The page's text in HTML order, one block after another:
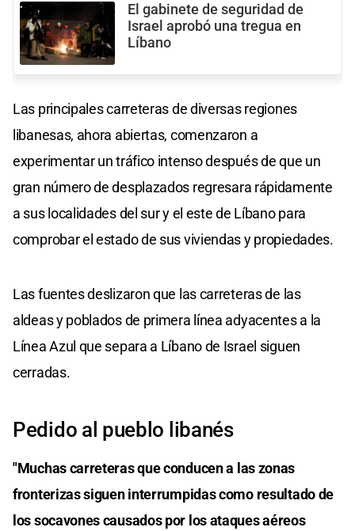
El gabinete de seguridad de
Israel aprobó una tregua en
Líbano
Las principales carreteras de diversas regiones
libanesas, ahora abiertas, comenzaron a
experimentar un tráfico intenso después de que un
gran número de desplazados regresara rápidamente
a sus localidades del sur y el este de Líbano para
comprobar el estado de sus viviendas y propiedades.
Las fuentes deslizaron que las carreteras de las
aldeas y poblados de primera línea adyacentes a la
Línea Azul que separa a Líbano de Israel siguen
cerradas.
Pedido al pueblo libanés
"Muchas carreteras que conducen a las zonas
fronterizas siguen interrumpidas como resultado de
los socavones causados por los ataques aéreos